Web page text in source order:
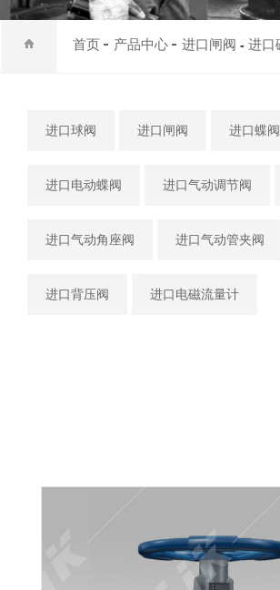
首页 产品中心 进口闸阀 - 进口
进口球阀 进口闸阀 进口蝶阀
进口电动蝶阀 进口气动调节阀
进口气动角座阀 进口气动管夹阀
进口背压阀 进口电磁流量计